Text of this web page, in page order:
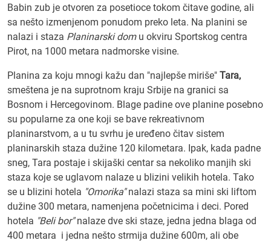
Babin zub je otvoren za posetioce tokom čitave godine, ali
sa nešto izmenjenom ponudom preko leta. Na planini se
nalazi i staza Planinarski domu okviru Sportskog centra
Pirot, na 1000 metara nadmorske visine.
Planina za koju mnogi kažu dan "najlepše miriše" Tara,
smeštena je na suprotnom kraju Srbije na granici sa
Bosnom i Hercegovinom. Blage padine ove planine posebno
su popularne za one koji se bave rekreativnom
planinarstvom, a u tu svrhu je uređeno čitav sistem
planinarskih staza dužine 120 kilometara. Ipak, kada padne
sneg, Tara postaje i skijaški centar sa nekoliko manjih ski
staza koje se uglavom nalaze u blizini velikih hotela. Tako
se u blizini hotela "Omorika"nalazi staza sa mini ski liftom
dužine 300 metara, namenjena početnicima i deci. Pored
hotela "Beli bor"nalaze dve ski staze, jedna jedna blaga od
400 metara i jedna nešto strmija dužine 600m, ali obe